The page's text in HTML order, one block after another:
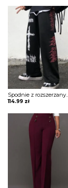
Spodnie z
114.99 zł